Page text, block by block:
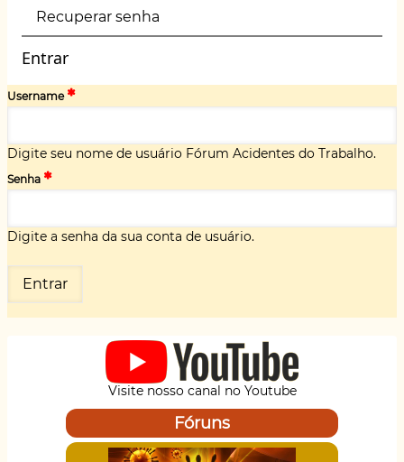
Recuperar senha
Entrar
Username
Digite seu nome de usuário Fórum Acidentes do Trabalho.
Senha
Digite a senha da sua conta de usuário.
Visite nosso canal no Youtube
Fóruns